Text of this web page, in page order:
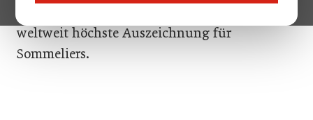
weltweit höchste Auszeichnung für
Sommeliers.